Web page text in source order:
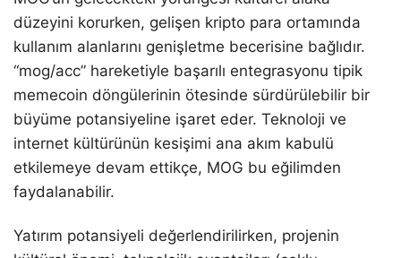
düzeyini korurken, gelişen kripto para ortamında
kullanım alanlarını genişletme becerisine bağlıdır.
“mog/acc” hareketiyle başarılı entegrasyonu tipik
memecoin döngülerinin ötesinde sürdürülebilir bir
büyüme potansiyeline işaret eder. Teknoloji ve
internet kültürünün kesişimi ana akım kabulü
etkilemeye devam ettikçe, MOG bu eğilimden
faydalanabilir.
Yatırım potansiyeli değerlendirilirken, projenin